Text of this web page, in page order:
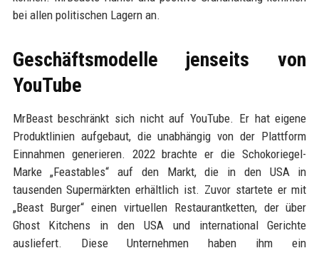
bei allen politischen Lagern an.
Geschäftsmodelle jenseits von
YouTube
MrBeast beschränkt sich nicht auf YouTube. Er hat eigene
Produktlinien aufgebaut, die unabhängig von der Plattform
Einnahmen generieren. 2022 brachte er die Schokoriegel-
Marke „Feastables“ auf den Markt, die in den USA in
tausenden Supermärkten erhältlich ist. Zuvor startete er mit
„Beast Burger“ einen virtuellen Restaurantketten, der über
Ghost Kitchens in den USA und international Gerichte
ausliefert. Diese Unternehmen haben ihm ein